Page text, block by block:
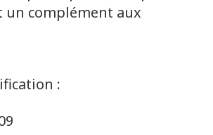
un complément aux